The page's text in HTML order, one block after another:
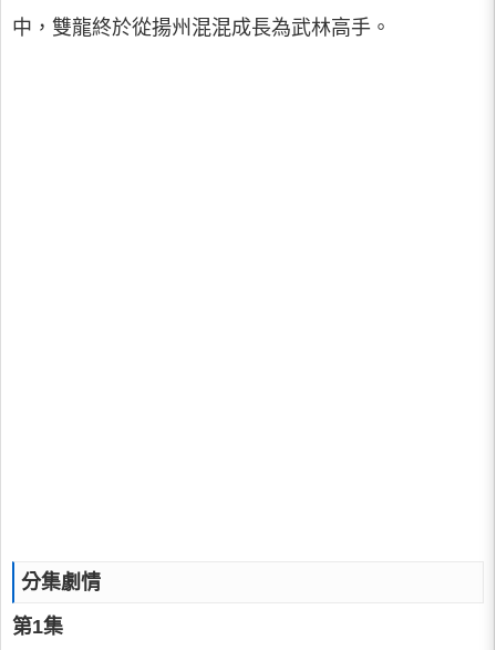
中，雙龍終於從揚州混混成長為武林高手。
分集劇情
第1集